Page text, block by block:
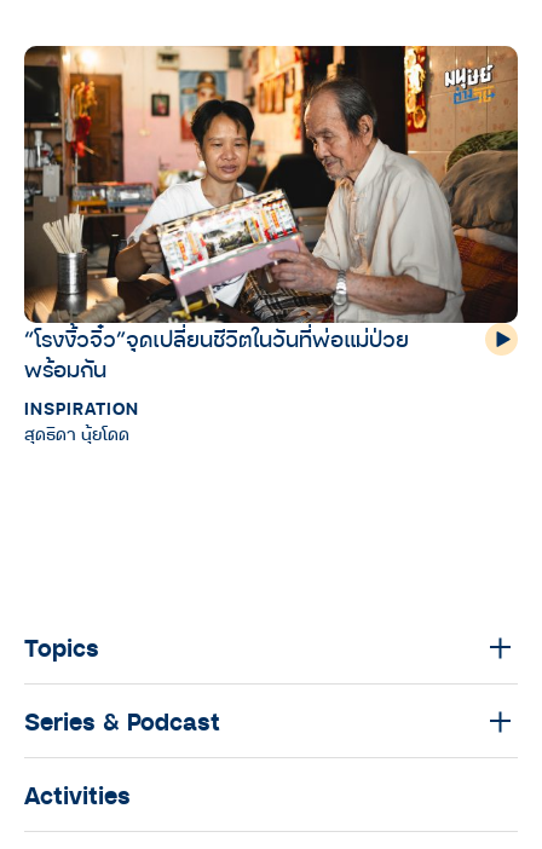
“โรงงิ้วจิ๋ว”จุดเปลี่ยนชีวิตในวันที่พ่อแม่ป่วย
พร้อมกัน
INSPIRATION
สุดธิดา นุ้ยโดด
Topics
Series & Podcast
Activities